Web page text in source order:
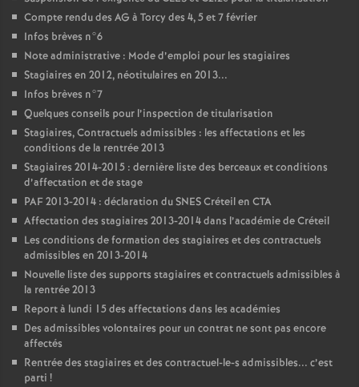
Compte rendu des AG à Torcy des 4, 5 et 7 février
Infos brèves n°6
Note administrative : Mode d’emploi pour les stagiaires
Stagiaires en 2012, néotitulaires en 2013...
Infos brèves n°7
Quelques conseils pour l’inspection de titularisation
Stagiaires, Contractuels admissibles : les affectations et les
conditions de la rentrée 2013
Stagiaires 2014-2015 : dernière liste des berceaux et conditions
d’affectation et de stage
PAF2013-2014 : déclaration duSNESCréteil en CTA
Affectation des stagiaires 2013-2014 dans l’académie de Créteil
Les conditions de formation des stagiaires et des contractuels
admissibles en 2013-2014
Nouvelle liste des supports stagiaires et contractuels admissibles à
la rentrée 2013
Report à lundi 15 des affectations dans les académies
Des admissibles volontaires pour un contrat ne sont pas encore
affectés
Rentrée des stagiaires et des contractuel-le-s admissibles... c’est
parti !